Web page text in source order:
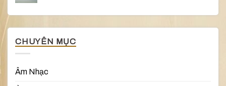
CHUYÊN MỤC
Âm Nhạc